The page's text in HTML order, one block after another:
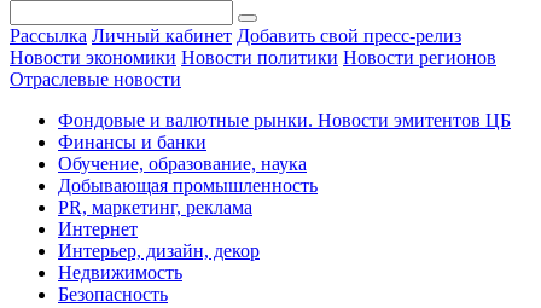
Рассылка Личный кабинет Добавить свой пресс-релиз
Новости экономики Новости политики Новости регионов
Отраслевые новости
Фондовые и валютные рынки. Новости эмитентов ЦБ
Финансы и банки
Обучение, образование, наука
Добывающая промышленность
PR, маркетинг, реклама
Интернет
Интерьер, дизайн, декор
Недвижимость
Безопасность